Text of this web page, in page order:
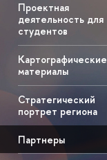
Проектная
деятельность для
студентов
Картографические
материалы
Стратегический
портрет региона
Партнеры